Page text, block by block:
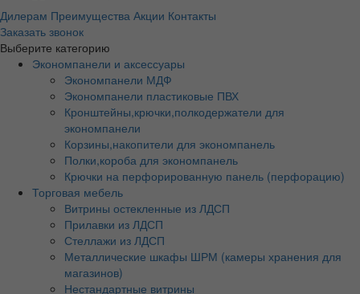
Дилерам Преимущества Акции Контакты
Заказать звонок
Выберите категорию
Экономпанели и аксессуары
Экономпанели МДФ
Экономпанели пластиковые ПВХ
Кронштейны,крючки,полкодержатели для
экономпанели
Корзины,накопители для экономпанель
Полки,короба для экономпанель
Крючки на перфорированную панель (перфорацию)
Торговая мебель
Витрины остекленные из ЛДСП
Прилавки из ЛДСП
Стеллажи из ЛДСП
Металлические шкафы ШРМ (камеры хранения для
магазинов)
Нестандартные витрины